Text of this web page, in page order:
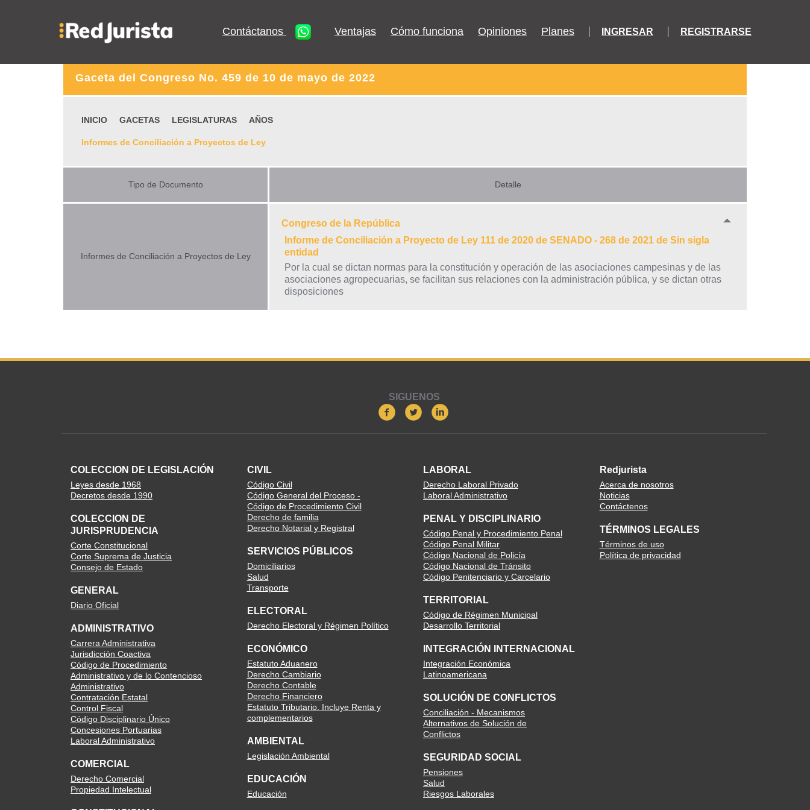
Contáctanos Ventajas Cómo funciona Opiniones Planes INGRESAR REGISTRARSE
Gaceta del Congreso No. 459 de 10 de mayo de 2022
INICIO GACETAS LEGISLATURAS AÑOS
Informes de Conciliación a Proyectos de Ley
Tipo de Documento Detalle
Informes de Conciliación a Proyectos de Ley
Congreso de la República
Informe de Conciliación a Proyecto de Ley 111 de 2020 de SENADO - 268 de 2021 de Sin sigla
entidad
Por la cual se dictan normas para la constitución y operación de las asociaciones campesinas y de las
asociaciones agropecuarias, se facilitan sus relaciones con la administración pública, y se dictan otras
disposiciones
SIGUENOS
COLECCION DE LEGISLACIÓN
Leyes desde 1968
Decretos desde 1990
COLECCION DE
JURISPRUDENCIA
Corte Constitucional
Corte Suprema de Justicia
Consejo de Estado
GENERAL
Diario Oficial
ADMINISTRATIVO
Carrera Administrativa
Jurisdicción Coactiva
Código de Procedimiento
Administrativo y de lo Contencioso
Administrativo
Contratación Estatal
Control Fiscal
Código Disciplinario Único
Concesiones Portuarias
Laboral Administrativo
COMERCIAL
Derecho Comercial
Propiedad Intelectual
CIVIL
Código Civil
Código General del Proceso -
Código de Procedimiento Civil
Derecho de familia
Derecho Notarial y Registral
SERVICIOS PÚBLICOS
Domiciliarios
Salud
Transporte
ELECTORAL
Derecho Electoral y Régimen Político
ECONÓMICO
Estatuto Aduanero
Derecho Cambiario
Derecho Contable
Derecho Financiero
Estatuto Tributario. Incluye Renta y
complementarios
AMBIENTAL
Legislación Ambiental
EDUCACIÓN
Educación
LABORAL
Derecho Laboral Privado
Laboral Administrativo
PENAL Y DISCIPLINARIO
Código Penal y Procedimiento Penal
Código Penal Militar
Código Nacional de Policía
Código Nacional de Tránsito
Código Penitenciario y Carcelario
TERRITORIAL
Código de Régimen Municipal
Desarrollo Territorial
INTEGRACIÓN INTERNACIONAL
Integración Económica
Latinoamericana
SOLUCIÓN DE CONFLICTOS
Conciliación - Mecanismos
Alternativos de Solución de
Conflictos
SEGURIDAD SOCIAL
Pensiones
Salud
Riesgos Laborales
Redjurista
Acerca de nosotros
Noticias
Contáctenos
TÉRMINOS LEGALES
Términos de uso
Política de privacidad